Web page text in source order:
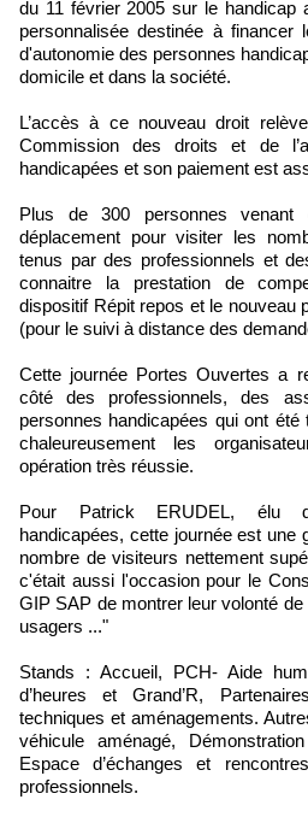
du 11 février 2005 sur le handicap
personnalisée destinée à
d'autonomie des personnes
domicile et dans la société.
L’accès à ce nouveau droit
Commission des droits et de
handicapées et son paiement est
Plus de 300 personnes
déplacement pour visiter les
tenus par des professionnels et
connaitre la prestation de
dispositif Répit repos et le nouveau
(pour le suivi à distance des
Cette journée Portes Ouvertes a
côté des professionnels, des
personnes handicapées qui ont
chaleureusement les
opération très réussie.
Pour Patrick ERUDEL, élu
handicapées, cette journée est une
nombre de visiteurs nettement
c'était aussi l'occasion pour le
GIP SAP de montrer leur volonté
usagers ..."
Stands : Accueil, PCH- Aide
d’heures et Grand’R,
techniques et aménagements.
véhicule aménagé,
Espace d’échanges et
professionnels.